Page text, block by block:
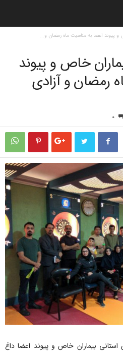
پیوند اعضا به مناسبت ماه رمضان و...
خاص و پیوند
رمضان و آزادی
0
استانی بیماران خاص و پیوند اعضا داغ